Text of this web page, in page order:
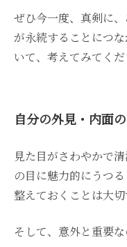
ぜひ今一度、真剣に
が永続することにつ
いて、考えてみてくだ
自分の外見・内面
見た目がさわやかで
の目に魅力的にうつ
整えておくことは大切
そして、意外と重要